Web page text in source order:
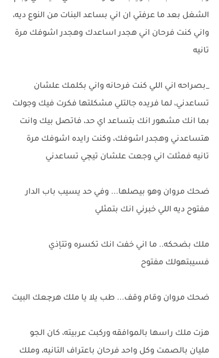
الشغل بعد ما عرفتي ان اني بساعد البنات من النوع ديه،
واني كنت فرحان اني هجدر اساعدك وهجدر اشوفك مرة
تانيه
_بصراحه اني اللي كنت فرحانه واني بكلمك علشان
تساعدني، لما فريده جالتلي مشكلتها فكرت فيك وجولت
بما انك مشهور انك بتساعد اي حد، فاتصل بيك وانت
هتساعدني وهجدر اشوفك، وكنت رايده اشوفك مرة
تانيه فمثلت اني وجعت علشان تيچي تساعدني
ضحك مروان وهو بيصلها... وفي حد يسيب باب الدار
مفتوح ديه اللي خبرني انك بتمثلي
ملك بضحكه.. ما اني خفت انك تكسره وتتإذي
فسيبتهولك مفتوح
ضحك مروان وقام وقف... طب يلا يا ملك هرچعك البيت
هزت ملك راسها بالموافقه وركبت عربيته، كان الجو
مليان بالصمت وكل واحد فرحان باعتراف التانيه، وملك